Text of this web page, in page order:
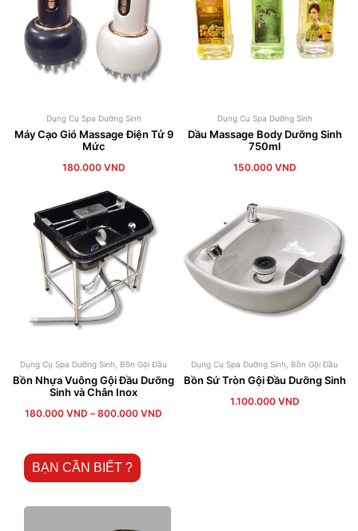
Dụng Cụ Spa Dưỡng Sinh
Máy Cạo Gió Massage Điện Tử 9
Mức
180.000 VND
Dụng Cụ Spa Dưỡng Sinh
Dầu Massage Body Dưỡng Sinh
750ml
150.000 VND
Dụng Cụ Spa Dưỡng Sinh Bồn Gội Đầu
Bồn Nhựa Vuông Gội Đầu Dưỡng
Sinh và Chân Inox
180.000 VND – 800.000 VND
Dụng Cụ Spa Dưỡng Sinh Bồn Gội Đầu
Bồn Sứ Tròn Gội Đầu Dưỡng Sinh
1.100.000 VND
BẠN CẦN BIẾT ?